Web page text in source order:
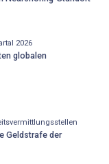
2026
globalen
Geldstrafe der